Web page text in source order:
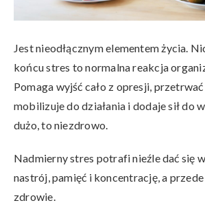
Jest nieodłącznym elementem życia.
końcu stres to normalna reakcja
Pomaga wyjść cało z opresji,
mobilizuje do działania i dodaje sił do
dużo, to niezdrowo.
Nadmierny stres potrafi nieźle dać się
nastrój, pamięć i koncentrację, a
zdrowie.